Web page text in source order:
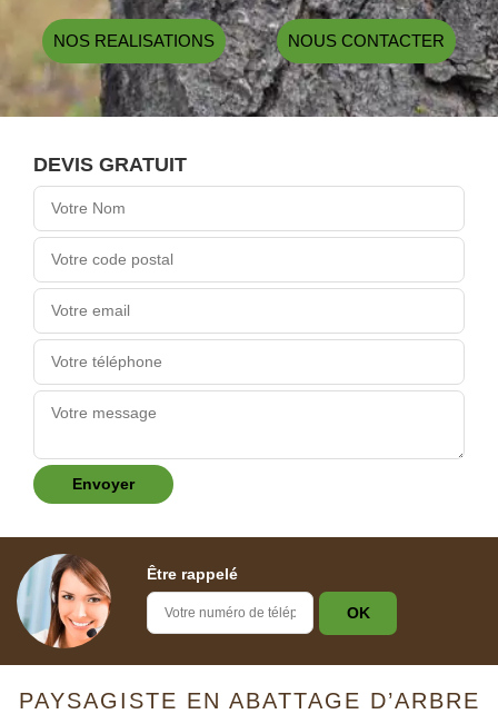
NOS REALISATIONS NOUS CONTACTER
DEVIS GRATUIT
Être rappelé
PAYSAGISTE EN ABATTAGE D’ARBRE